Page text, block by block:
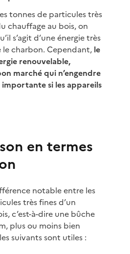
tonnes de particules très
chauffage au bois, on
s’agit d’une énergie très
charbon. Cependant, le
renouvelable,
marché qui n’engendre
si les appareils
en termes
notable entre les
très fines d’un
c’est-à-dire une bûche
plus ou moins bien
suivants sont utiles :